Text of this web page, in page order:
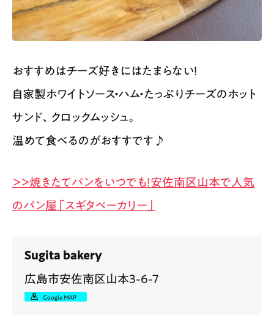
おすすめはチーズ好きにはたまらない！
自家製ホワイトソース・ハム・たっぷりチーズのホット
サンド、クロックムッシュ。
温めて食べるのがおすすです♪
＞＞焼きたてパンをいつでも！安佐南区山本で人気
のパン屋「スギタベーカリー」
Sugita bakery
広島市安佐南区山本3-6-7
Google MAP